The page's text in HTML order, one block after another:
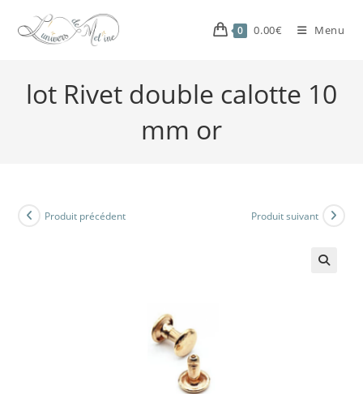
0 0.00€ Menu
lot Rivet double calotte 10
mm or
Produit précédent Produit suivant